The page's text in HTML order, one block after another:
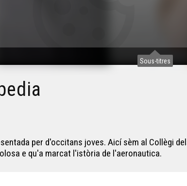
Sous-titres
per d'occitans joves. Aicí sèm al Collègi
e qu'a marcat l'istòria de l'aeronautica.